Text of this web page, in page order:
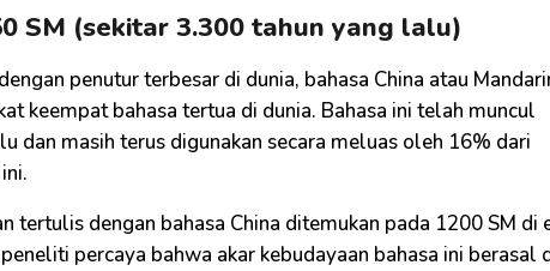
SM (sekitar 3.300 tahun yang lalu)
penutur terbesar di dunia, bahasa China atau
keempat bahasa tertua di dunia. Bahasa ini telah muncul
dan masih terus digunakan secara meluas oleh 16% dari
tertulis dengan bahasa China ditemukan pada 1200 SM di
percaya bahwa akar kebudayaan bahasa ini berasal